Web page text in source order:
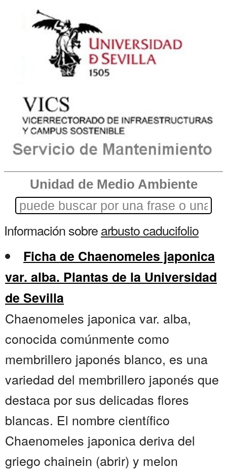
Unidad de Medio Ambiente
Información sobrearbusto caducifolio
Ficha de Chaenomeles japonica
var. alba. Plantas de la Universidad
de Sevilla
Chaenomeles japonica var. alba,
conocida comúnmente como
membrillero japonés blanco, es una
variedad del membrillero japonés que
destaca por sus delicadas flores
blancas. El nombre científico
Chaenomeles japonica deriva del
griego chainein (abrir) y melon